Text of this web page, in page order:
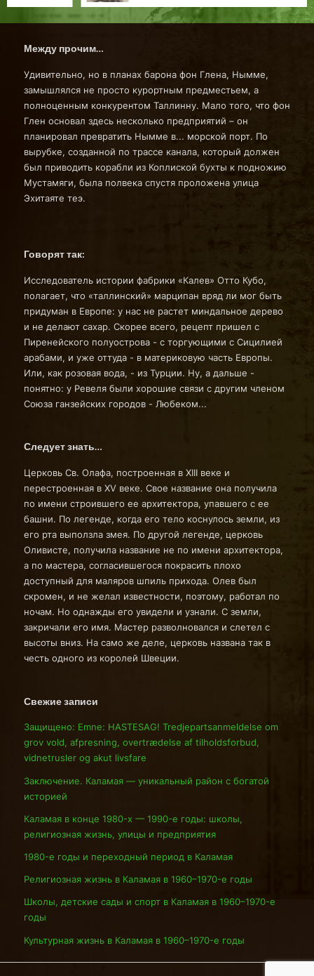
Между прочим…
Удивительно, но в планах барона фон Глена, Нымме,
замышлялся не просто курортным предместьем, а
полноценным конкурентом Таллинну. Мало того, что фон
Глен основал здесь несколько предприятий – он
планировал превратить Нымме в... морской порт. По
вырубке, созданной по трассе канала, который должен
был приводить корабли из Коплиской бухты к подножию
Мустамяги, была полвека спустя проложена улица
Эхитаяте теэ.
Говорят так:
Исследователь истории фабрики «Калев» Отто Кубо,
полагает, что «таллинский» марципан вряд ли мог быть
придуман в Европе: у нас не растет миндальное дерево
и не делают сахар. Скорее всего, рецепт пришел с
Пиренейского полуострова - с торгующими с Сицилией
арабами, и уже оттуда - в материковую часть Европы.
Или, как розовая вода, - из Турции. Ну, а дальше -
понятно: у Ревеля были хорошие связи с другим членом
Союза ганзейских городов - Любеком...
Следует знать…
Церковь Св. Олафа, построенная в XIII веке и
перестроенная в XV веке. Свое название она получила
по имени строившего ее архитектора, упавшего с ее
башни. По легенде, когда его тело коснулось земли, из
его рта выползла змея. По другой легенде, церковь
Оливисте, получила название не по имени архитектора,
а по мастера, согласившегося покрасить плохо
доступный для маляров шпиль прихода. Олев был
скромен, и не желал известности, поэтому, работал по
ночам. Но однажды его увидели и узнали. С земли,
закричали его имя. Мастер разволновался и слетел с
высоты вниз. На само же деле, церковь названа так в
честь одного из королей Швеции.
Свежие записи
Защищено: Emne: HASTESAG! Tredjepartsanmeldelse om
grov vold, afpresning, overtrædelse af tilholdsforbud,
vidnetrusler og akut livsfare
Заключение. Каламая — уникальный район с богатой
историей
Каламая в конце 1980-х — 1990-е годы: школы,
религиозная жизнь, улицы и предприятия
1980-е годы и переходный период в Каламая
Религиозная жизнь в Каламая в 1960–1970-е годы
Школы, детские сады и спорт в Каламая в 1960–1970-е
годы
Культурная жизнь в Каламая в 1960–1970-е годы